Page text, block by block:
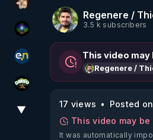
DataCenter
WakeUp
essentiel.news
DMSO pour TOUS
▼
Regenere /
3.5 k subscribers
This video may
Regenere /
17 views
Posted
This video may
It was automatically